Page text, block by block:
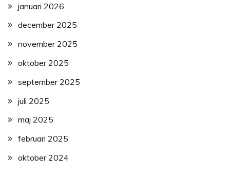
januari 2026
december 2025
november 2025
oktober 2025
september 2025
juli 2025
maj 2025
februari 2025
oktober 2024